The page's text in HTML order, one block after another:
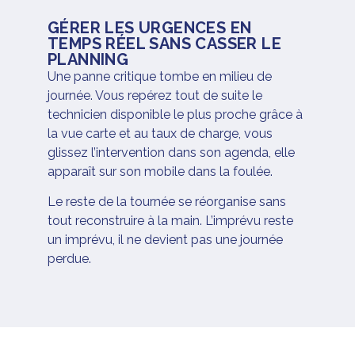
GÉRER LES URGENCES EN
TEMPS RÉEL SANS CASSER LE
PLANNING
Une panne critique tombe en milieu de
journée. Vous repérez tout de suite le
technicien disponible le plus proche grâce à
la vue carte et au taux de charge, vous
glissez l’intervention dans son agenda, elle
apparaît sur son mobile dans la foulée.
Le reste de la tournée se réorganise sans
tout reconstruire à la main. L’imprévu reste
un imprévu, il ne devient pas une journée
perdue.